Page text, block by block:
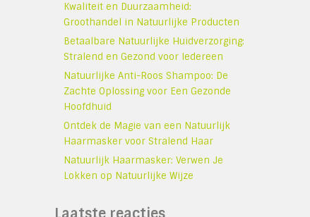
Kwaliteit en Duurzaamheid:
Groothandel in Natuurlijke Producten
Betaalbare Natuurlijke Huidverzorging:
Stralend en Gezond voor Iedereen
Natuurlijke Anti-Roos Shampoo: De
Zachte Oplossing voor Een Gezonde
Hoofdhuid
Ontdek de Magie van een Natuurlijk
Haarmasker voor Stralend Haar
Natuurlijk Haarmasker: Verwen Je
Lokken op Natuurlijke Wijze